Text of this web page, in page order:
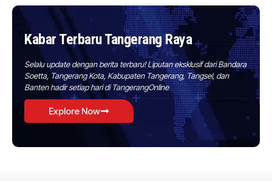
Kabar Terbaru Tangerang Raya
Selalu update dengan berita terbaru! Liputan eksklusif dari Bandara
Soetta, Tangerang Kota, Kabupaten Tangerang, Tangsel, dan
Banten hadir setiap hari di TangerangOnline
Explore Now